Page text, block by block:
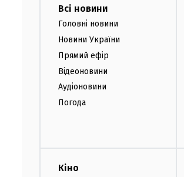
Всі новини
Головні новини
Новини України
Прямий ефір
Відеоновини
Аудіоновини
Погода
Кіно